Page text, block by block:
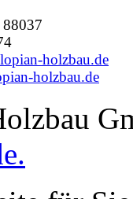
holzbau.de
holzbau.de